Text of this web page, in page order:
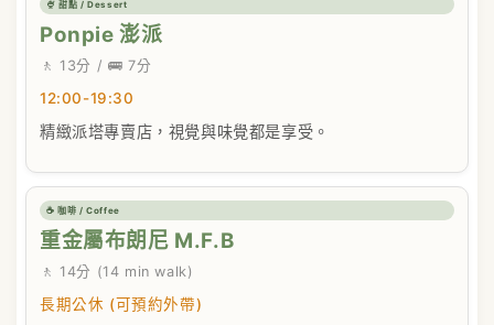
🍨 甜點 / Dessert
Ponpie 澎派
🚶 13分 / 🚌 7分
12:00-19:30
精緻派塔專賣店，視覺與味覺都是享受。
☕ 咖啡 / Coffee
重金屬布朗尼 M.F.B
🚶 14分 (14 min walk)
長期公休 (可預約外帶)